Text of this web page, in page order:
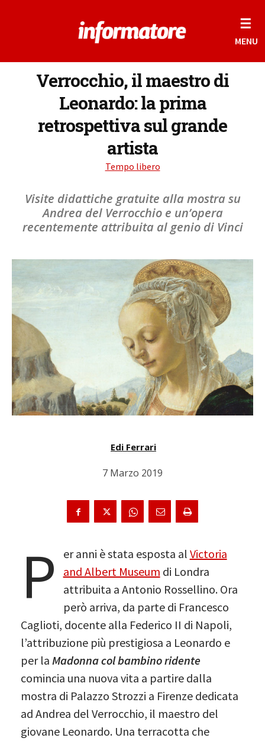
☰
MENU
Verrocchio, il maestro di
Leonardo: la prima
retrospettiva sul grande
artista
Tempo libero
Visite didattiche gratuite alla mostra su
Andrea del Verrocchio e un’opera
recentemente attribuita al genio di Vinci
Edi Ferrari
7 Marzo 2019
P er anni è stata esposta al Victoria
and Albert Museum di Londra
attribuita a Antonio Rossellino. Ora
però arriva, da parte di Francesco
Caglioti, docente alla Federico II di Napoli,
l’attribuzione più prestigiosa a Leonardo e
per la Madonna col bambino ridente
comincia una nuova vita a partire dalla
mostra di Palazzo Strozzi a Firenze dedicata
ad Andrea del Verrocchio, il maestro del
giovane Leonardo. Una terracotta che